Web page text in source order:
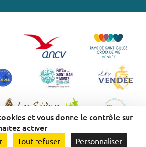
et vous donne le contrôle sur
activer
Tout refuser Personnaliser